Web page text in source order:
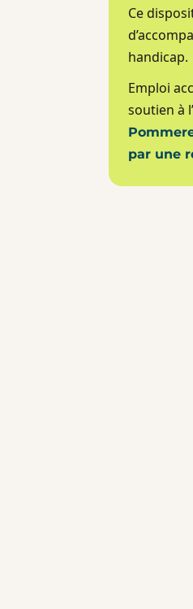
Ce
handicap.
Emploi
soutien à
par une